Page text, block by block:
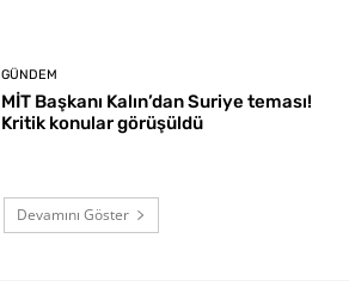
GÜNDEM
MİT Başkanı Kalın’dan Suriye teması!
Kritik konular görüşüldü
Devamını Göster